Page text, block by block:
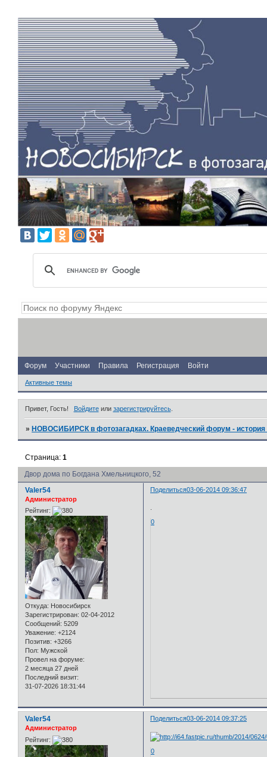
Форум Участники Правила Регистрация Войти
Активные темы
Привет, Гость! Войдитеили зарегистрируйтесь.
»НОВОСИБИРСК в фотозагадках. Краеведческий форум - история
Двор дома по Богдана Хмельницкого, 52
Страница:1
Поделиться03-06-2014 09:36:47
Valer54
Администратор
Рейтинг:
Откуда: Новосибирск
Зарегистрирован: 02-04-2012
Сообщений: 5209
Уважение: +2124
Позитив: +3266
Пол: Мужской
Провел на форуме:
2 месяца 27 дней
Последний визит:
31-07-2026 18:31:44
0
Поделиться03-06-2014 09:37:25
Valer54
Администратор
Рейтинг:
0